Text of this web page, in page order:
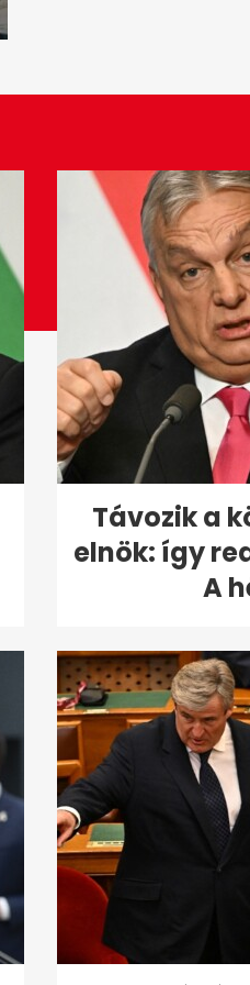
Távozik a
elnök: így
A